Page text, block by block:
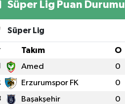
Süper Lig Puan Durumu
Süper Lig
Takım O
Amed 0
Erzurumspor FK 0
Başakşehir 0